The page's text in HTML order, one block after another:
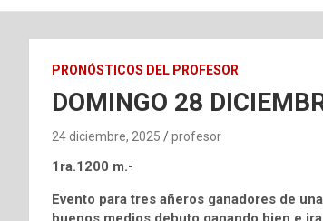
PRONÓSTICOS DEL PROFESOR
DOMINGO 28
24 diciembre, 2025 profesor
1ra.1200 m.-
Evento para tres añeros ganadores de